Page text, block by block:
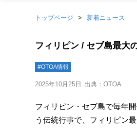
トップページ 新着ニュース
フィリピン / セブ島最大
#OTOA情報
2025年10月25日 出典：OTOA
フィリピン・セブ島で毎年
う伝統行事で、フィリピン